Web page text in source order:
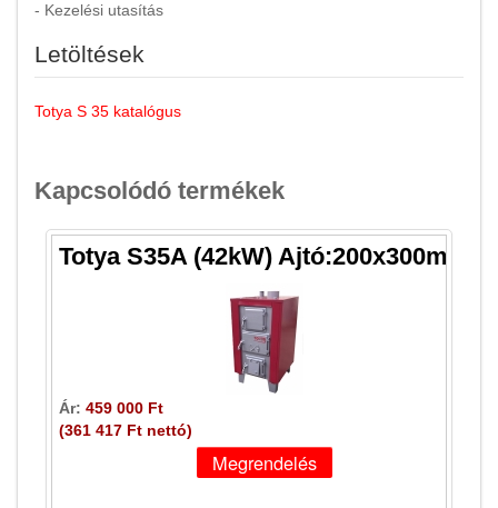
- Kezelési utasítás
Letöltések
Totya S 35 katalógus
Kapcsolódó termékek
Totya S35A (42kW) Ajtó:200x300mm
Ár: 459 000 Ft
(361 417 Ft nettó)